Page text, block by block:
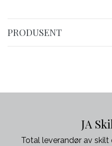
PRODUSENT
JA
Total leverandør av skilt